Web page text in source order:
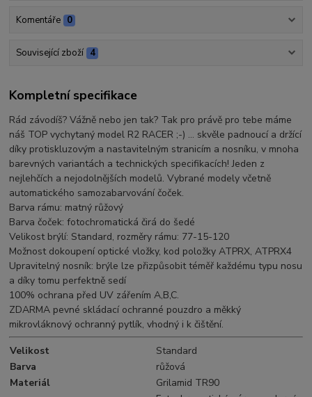
Komentáře 0
Související zboží 4
Kompletní specifikace
Rád závodíš? Vážně nebo jen tak? Tak pro právě pro tebe máme
náš TOP vychytaný model R2 RACER ;-) ... skvěle padnoucí a držící
díky protiskluzovým a nastavitelným stranicím a nosníku, v mnoha
barevných variantách a technických specifikacích! Jeden z
nejlehčích a nejodolnějších modelů. Vybrané modely včetně
automatického samozabarvování čoček.
Barva rámu: matný růžový
Barva čoček: fotochromatická čirá do šedé
Velikost brýlí: Standard, rozměry rámu: 77-15-120
Možnost dokoupení optické vložky, kod položky ATPRX, ATPRX4
Upravitelný nosník: brýle lze přizpůsobit téměř každému typu nosu
a díky tomu perfektně sedí
100% ochrana před UV zářením A,B,C.
ZDARMA pevné skládací ochranné pouzdro a měkký
mikrovláknový ochranný pytlík, vhodný i k čištění.
Velikost
Standard
Barva
růžová
Materiál
Grilamid TR90